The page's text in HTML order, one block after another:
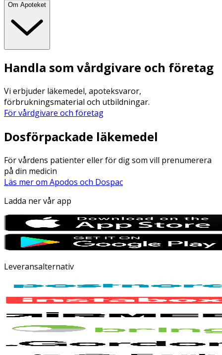
Om Apoteket
Handla som vårdgivare och företag
Vi erbjuder läkemedel, apoteksvaror,
förbrukningsmaterial och utbildningar.
För vårdgivare och företag
Dosförpackade läkemedel
För vårdens patienter eller för dig som vill prenumerera
på din medicin
Läs mer om Apodos och Dospac
Ladda ner vår app
Leveransalternativ